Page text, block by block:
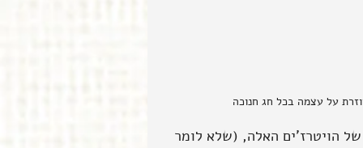
על עצמה בכל חג חנוכה
של הויטרז'ים האלה, (שלא לומר